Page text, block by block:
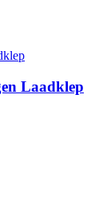
Laadklep